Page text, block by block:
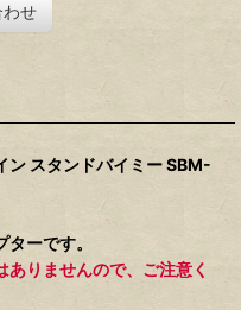
せ
ン スタンドバイミー SBM-
ーです。
りませんので、ご注意く